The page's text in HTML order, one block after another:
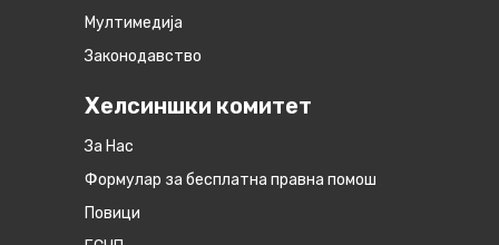
Мултимедија
Законодавство
Хелсиншки комитет
За Нас
Формулар за бесплатна правна помош
Повици